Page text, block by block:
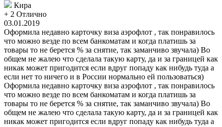
Кира
+ 2 Отлично
03.01.2019
Оформила недавно карточку виза аэрофлот , так понравилось
что можно везде по всем банкоматам и когда платишь за
товары то не берется % за снятие, так заманчиво звучала) Во
общем не жалею что сделала такую карту, да и за границей как
никак может пригодится если вдруг попаду как нибудь туда а
если нет то ничего и в России нормально ей пользоваться)
Оформила недавно карточку виза аэрофлот , так понравилось
что можно везде по всем банкоматам и когда платишь за
товары то не берется % за снятие, так заманчиво звучала) Во
общем не жалею что сделала такую карту, да и за границей как
никак может пригодится если вдруг попаду как нибудь туда а